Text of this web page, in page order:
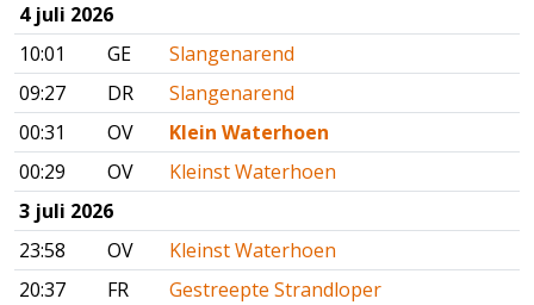
4 juli 2026
10:01
GE
Slangenarend
09:27
DR
Slangenarend
00:31
OV
Klein Waterhoen
00:29
OV
Kleinst Waterhoen
3 juli 2026
23:58
OV
Kleinst Waterhoen
20:37
FR
Gestreepte Strandloper